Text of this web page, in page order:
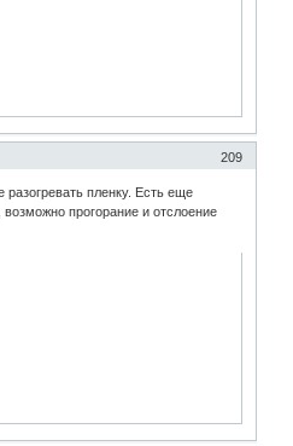
209
разогревать пленку. Есть еще
прогорание и отслоение